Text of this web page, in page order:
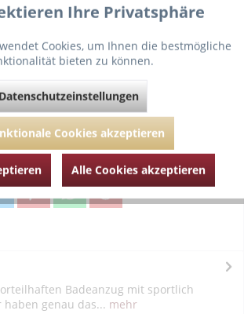
In denWarenkorb
Fragen zum Artikel?
MJS100-3630-sun-75-B
Badeanzug mit sportlich
haben genau das... mehr
Ihre Privatsphäre
Cookies, um Ihnen die bestmögliche
bieten zu können.
Datenschutzeinstellungen
Cookies akzeptieren
Alle Cookies akzeptieren